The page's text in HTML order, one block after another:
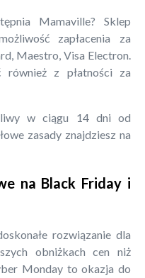
Mamaville? Sklep
zapłacenia za
Maestro, Visa Electron.
również z płatności za
w ciągu 14 dni od
zasady znajdziesz na
na Black Friday i
rozwiązanie dla
obniżkach cen niż
Monday to okazja do